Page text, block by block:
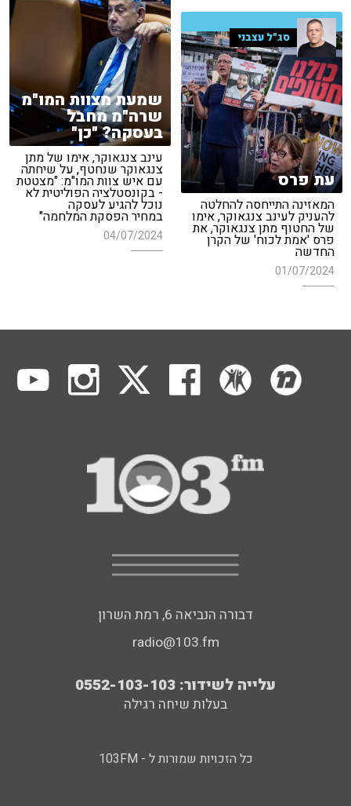
שמעת מצוות המו"מ
שרה"מ מחבל
בעסקה? "כן"
עינב צנגאוקר, אימו של מתן
צנגאוקר שנחטף, על שיחתה
עם איש צוות המו"מ: "מצטטת
- בקונסטלציה הפוליטית לא
נוכל להגיע לעסקה
במחיר הפסקת המלחמה"
04/07/2024
סג"ל עצבני
עת פרס
המאזינה התייחסה להחלטה
להעניק לעינב צנגאוקר, אימו
של החטוף מתן צנגאוקר, את
פרס 'אמת לכוח' של הקרן
החדשה
01/07/2024
דבורה הנביאה 6, רמת השרון
radio@103.fm
עלייה לשידור: 0552-103-103
בעלות שיחה רגילה
כל הזכויות שמורות ל - 103FM